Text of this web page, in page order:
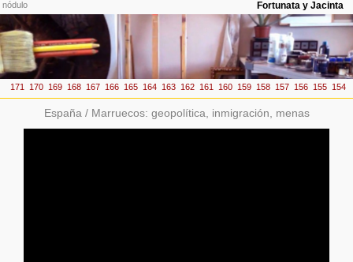
España / Marruecos: geopolítica, inmigración, menas